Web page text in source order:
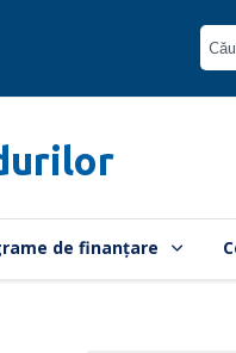
de finanțare